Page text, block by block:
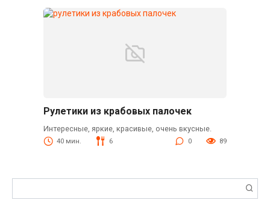
Рулетики из крабовых палочек
Интересные, яркие, красивые, очень вкусные.
40 мин. 6 0 89